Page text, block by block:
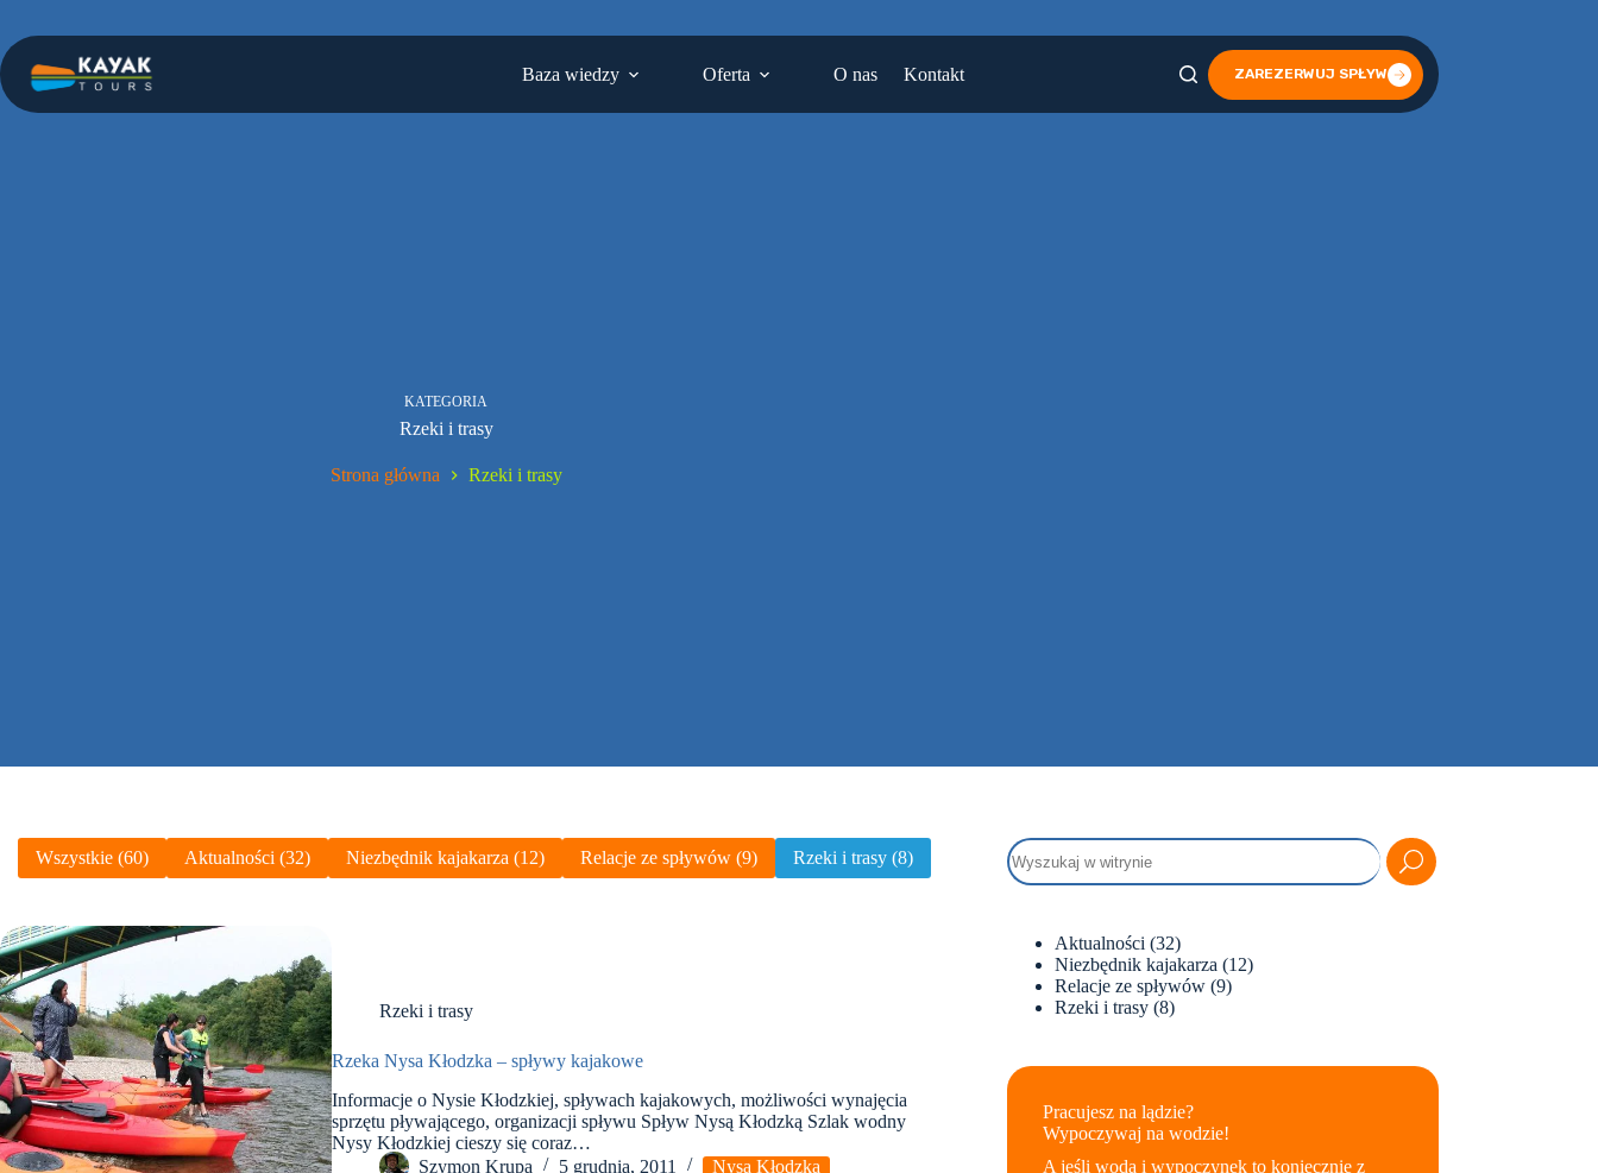
treści
Baza wiedzy
Oferta O nas Kontakt ZAREZERWUJ SPŁYW
KATEGORIA
Rzeki i trasy
Strona główna Rzeki i trasy
Wszystkie (60) Aktualności (32) Niezbędnik kajakarza (12) Relacje ze spływów (9) Rzeki i trasy (8)
Rzeki i trasy
Rzeka Nysa Kłodzka – spływy kajakowe
Informacje o Nysie Kłodzkiej, spływach kajakowych, możliwości wynajęcia
sprzętu pływającego, organizacji spływu Spływ Nysą Kłodzką Szlak wodny
Nysy Kłodzkiej cieszy się coraz…
Szymon Krupa
5 grudnia, 2011 Nysa Kłodzka
Aktualności (32)
Niezbędnik kajakarza (12)
Relacje ze spływów(9)
Rzeki i trasy(8)
Pracujesz na lądzie?
Wypoczywaj na wodzie!
A jeśli woda i wypoczynek to koniecznie z